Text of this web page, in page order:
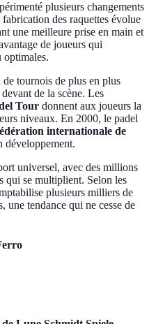
plusieurs changements
des raquettes évolue
une meilleure prise en main et
de joueurs qui
optimales.
tournois de plus en plus
de la scène. Les
Tour donnent aux joueurs la
niveaux. En 2000, le padel
internationale de
développement.
universel, avec des millions
qui se multiplient. Selon les
plusieurs milliers de
une tendance qui ne cesse de